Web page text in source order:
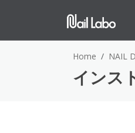
Home NAIL
インス